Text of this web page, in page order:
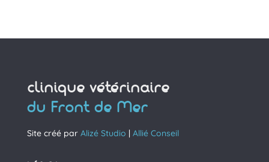
clinique vétérinaire
du Front de Mer
Site créé par Alizé Studio Allié Conseil